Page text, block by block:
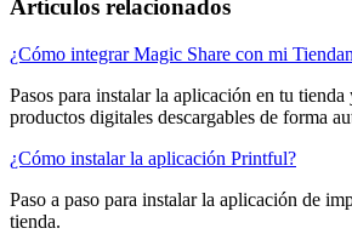
Artículos relacionados
¿Cómo integrar Magic Share con mi
Pasos para instalar la aplicación en tu
productos digitales descargables de forma
¿Cómo instalar la aplicación Printful?
Paso a paso para instalar la aplicación de
tienda.